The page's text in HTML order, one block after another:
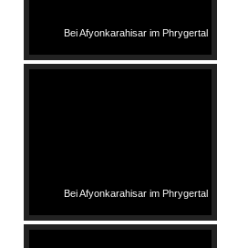
Bei Afyonkarahisar im Phrygertal
Bei Afyonkarahisar im Phrygertal